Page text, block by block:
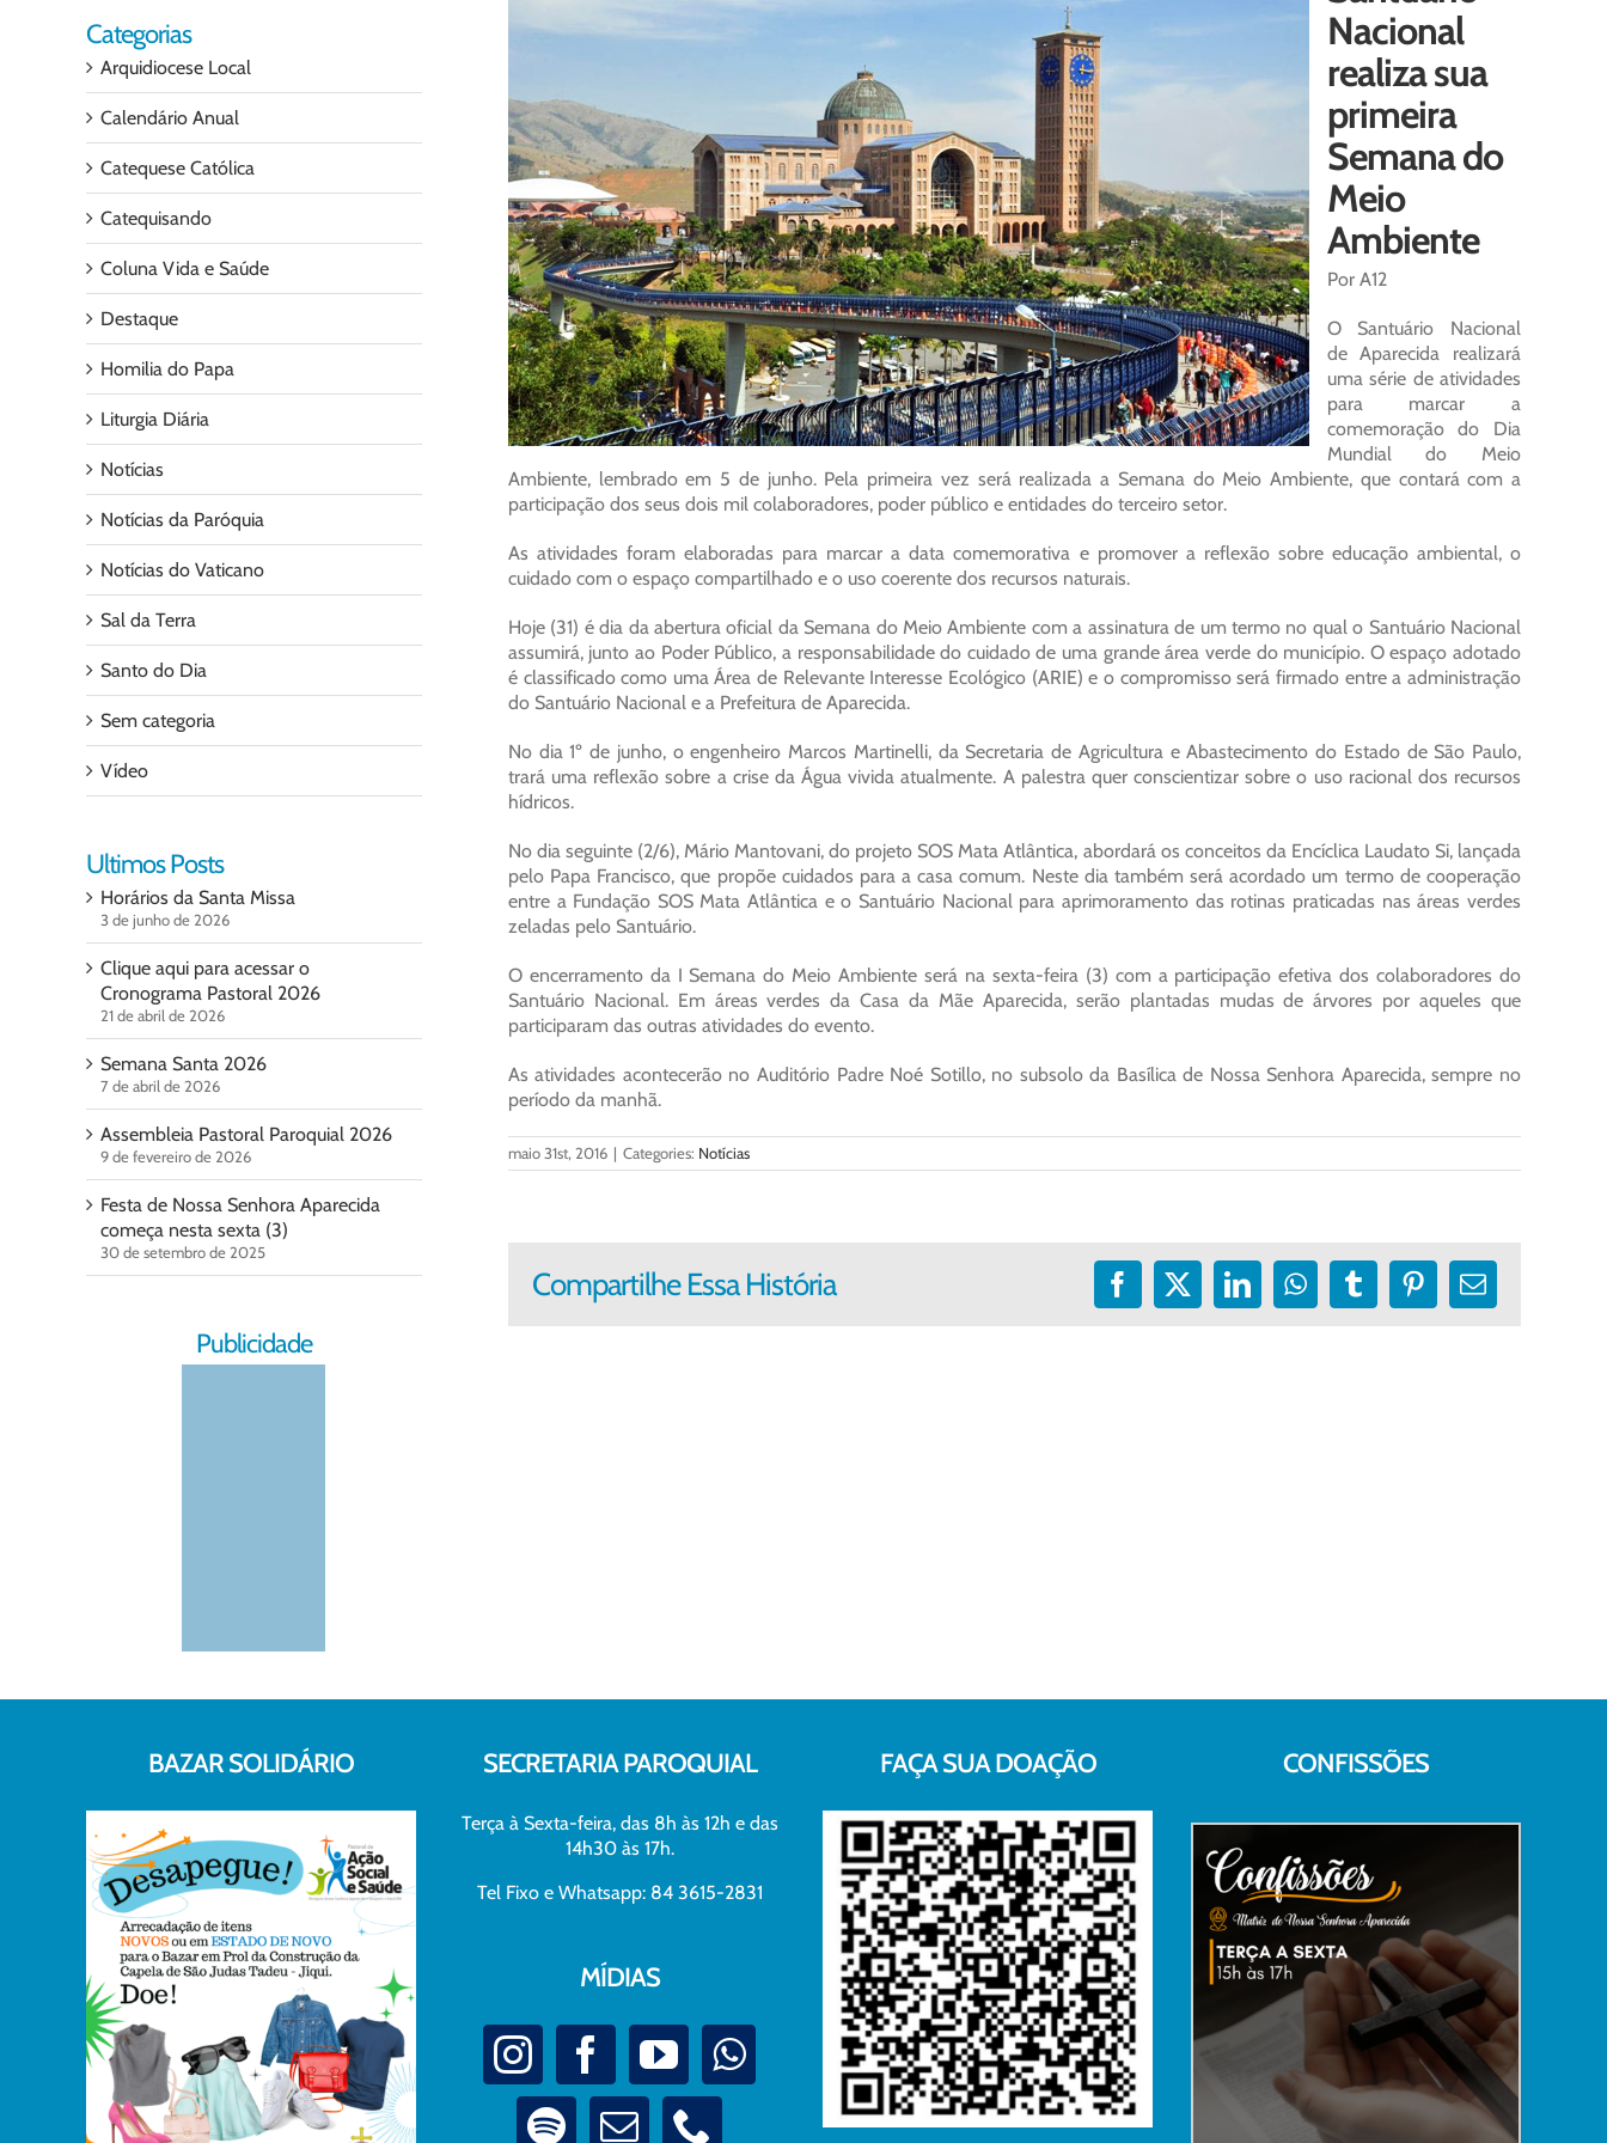
Nacional
realiza sua
primeira
Semana do
Meio
Ambiente
Por A12
O Santuário Nacional
de Aparecida realizará
uma série de atividades
para marcar a
comemoração do Dia
Mundial do Meio
Ambiente, lembrado em 5 de junho. Pela primeira vez será realizada a Semana do Meio Ambiente, que contará com a
participação dos seus dois mil colaboradores, poder público e entidades do terceiro setor.
As atividades foram elaboradas para marcar a data comemorativa e promover a reflexão sobre educação ambiental, o
cuidado com o espaço compartilhado e o uso coerente dos recursos naturais.
Hoje (31) é dia da abertura oficial da Semana do Meio Ambiente com a assinatura de um termo no qual o Santuário Nacional
assumirá, junto ao Poder Público, a responsabilidade do cuidado de uma grande área verde do município. O espaço adotado
é classificado como uma Área de Relevante Interesse Ecológico (ARIE) e o compromisso será firmado entre a administração
do Santuário Nacional e a Prefeitura de Aparecida.
No dia 1º de junho, o engenheiro Marcos Martinelli, da Secretaria de Agricultura e Abastecimento do Estado de São Paulo,
trará uma reflexão sobre a crise da Água vivida atualmente. A palestra quer conscientizar sobre o uso racional dos recursos
hídricos.
No dia seguinte (2/6), Mário Mantovani, do projeto SOS Mata Atlântica, abordará os conceitos da Encíclica Laudato Si, lançada
pelo Papa Francisco, que propõe cuidados para a casa comum. Neste dia também será acordado um termo de cooperação
entre a Fundação SOS Mata Atlântica e o Santuário Nacional para aprimoramento das rotinas praticadas nas áreas verdes
zeladas pelo Santuário.
O encerramento da I Semana do Meio Ambiente será na sexta-feira (3) com a participação efetiva dos colaboradores do
Santuário Nacional. Em áreas verdes da Casa da Mãe Aparecida, serão plantadas mudas de árvores por aqueles que
participaram das outras atividades do evento.
As atividades acontecerão no Auditório Padre Noé Sotillo, no subsolo da Basílica de Nossa Senhora Aparecida, sempre no
período da manhã.
maio 31st, 2016 | Categories: Notícias
Compartilhe Essa História Facebook
X LinkedInWhatsApp
TumblrPinterest
E-
Categorias
Arquidiocese Local
Calendário Anual
Catequese Católica
Catequisando
Coluna Vida e Saúde
Destaque
Homilia do Papa
Liturgia Diária
Notícias
Notícias da Paróquia
Notícias do Vaticano
Sal da Terra
Santo do Dia
Sem categoria
Vídeo
Ultimos Posts
Horários da Santa Missa
3 de junho de 2026
Clique aqui para acessar o
Cronograma Pastoral 2026
21 de abril de 2026
Semana Santa 2026
7 de abril de 2026
Assembleia Pastoral Paroquial 2026
9 de fevereiro de 2026
Festa de Nossa Senhora Aparecida
começa nesta sexta (3)
30 de setembro de 2025
Publicidade
BAZAR SOLIDÁRIO SECRETARIA PAROQUIAL
Terça à Sexta-feira, das 8h às 12h e das
14h30 às 17h.
Tel Fixo e Whatsapp: 84 3615-2831
MÍDIAS
FAÇA SUA DOAÇÃO CONFISSÕES